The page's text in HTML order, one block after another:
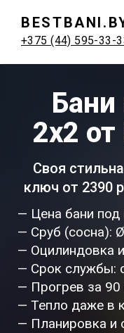
+375 (44) 595-33-
Своя
ключ от 2390
— Цена бани
— Сруб (сосна):
— Оцилиндовка
— Срок службы:
— Прогрев за 90
— Тепло даже в
— Планировка и
Бани
2х2 от